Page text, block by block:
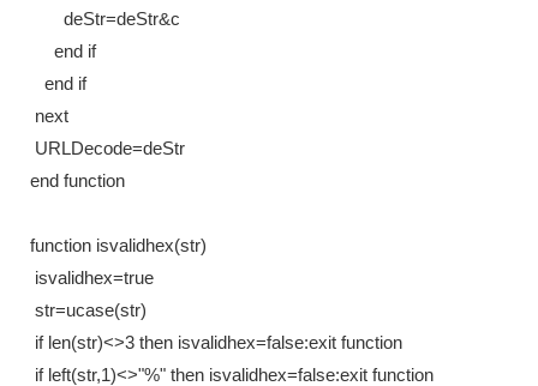
deStr=deStr&c
end if
end if
next
URLDecode=deStr
end function
function isvalidhex(str)
isvalidhex=true
str=ucase(str)
if len(str)<>3 then isvalidhex=false:exit function
if left(str,1)<>"%" then isvalidhex=false:exit function